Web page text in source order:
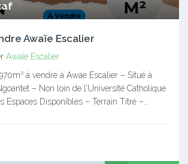
Awaïe Escalier
Awaïe Escalier
à vendre à Awae Escalier – Situé à
– Non loin de l’Université Catholique
Espaces Disponibles – Terrain Titré –…